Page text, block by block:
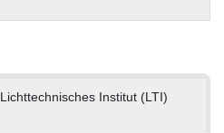
Lichttechnisches Institut (LTI)